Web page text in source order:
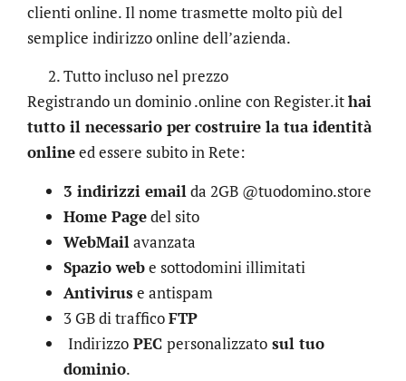
clienti online. Il nome trasmette molto più del
semplice indirizzo online dell’azienda.
Tutto incluso nel prezzo
Registrando un dominio .online con Register.ithai
tutto il necessario per costruire la tua identità
onlineed essere subito in Rete:
3 indirizzi emailda 2GB @tuodomino.store
Home Pagedel sito
WebMailavanzata
Spazio webe sottodomini illimitati
Antiviruse antispam
3 GB di trafficoFTP
Indirizzo PEC personalizzato sul tuo
dominio.